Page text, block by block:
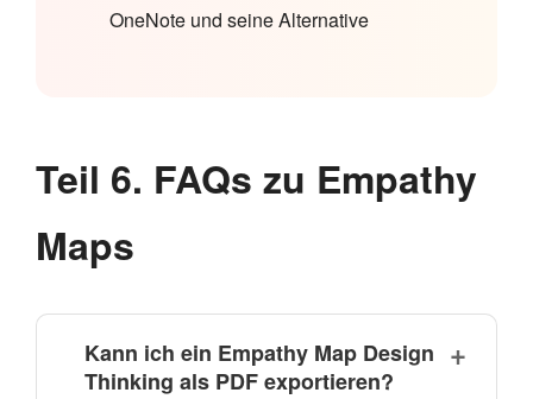
OneNote und seine Alternative
Teil 6. FAQs zu Empathy
Maps
Kann ich ein Empathy Map Design
Thinking als PDF exportieren?